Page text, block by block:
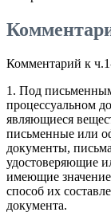
Комментарий к
1. Под
процессуальном
являющиеся
письменные или
документы,
удостоверяющие
имеющие значение
способ их
документа.